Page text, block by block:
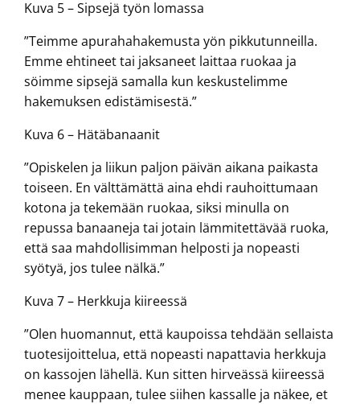
Kuva 5 – Sipsejä työn lomassa
”Teimme apurahahakemusta yön pikkutunneilla.
Emme ehtineet tai jaksaneet laittaa ruokaa ja
söimme sipsejä samalla kun keskustelimme
hakemuksen edistämisestä.”
Kuva 6 – Hätäbanaanit
”Opiskelen ja liikun paljon päivän aikana paikasta
toiseen. En välttämättä aina ehdi rauhoittumaan
kotona ja tekemään ruokaa, siksi minulla on
repussa banaaneja tai jotain lämmitettävää ruoka,
että saa mahdollisimman helposti ja nopeasti
syötyä, jos tulee nälkä.”
Kuva 7 – Herkkuja kiireessä
”Olen huomannut, että kaupoissa tehdään sellaista
tuotesijoittelua, että nopeasti napattavia herkkuja
on kassojen lähellä. Kun sitten hirveässä kiireessä
menee kauppaan, tulee siihen kassalle ja näkee, et